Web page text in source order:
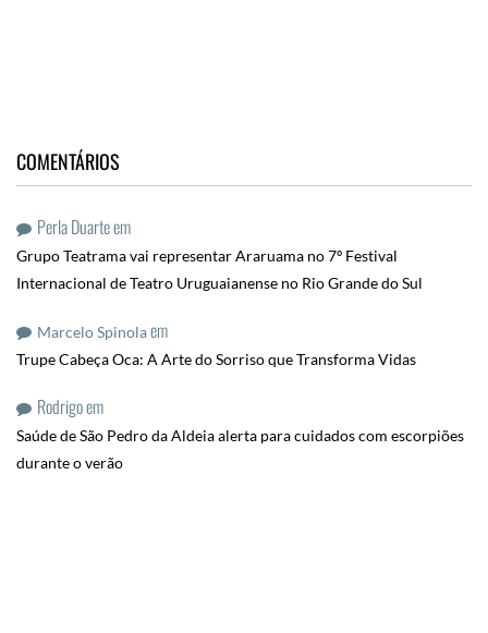
COMENTÁRIOS
Perla Duarteem
Grupo Teatrama vai representar Araruama no 7º Festival
Internacional de Teatro Uruguaianense no Rio Grande do Sul
Marcelo Spinolaem
Trupe Cabeça Oca: A Arte do Sorriso que Transforma Vidas
Rodrigoem
Saúde de São Pedro da Aldeia alerta para cuidados com escorpiões
durante o verão